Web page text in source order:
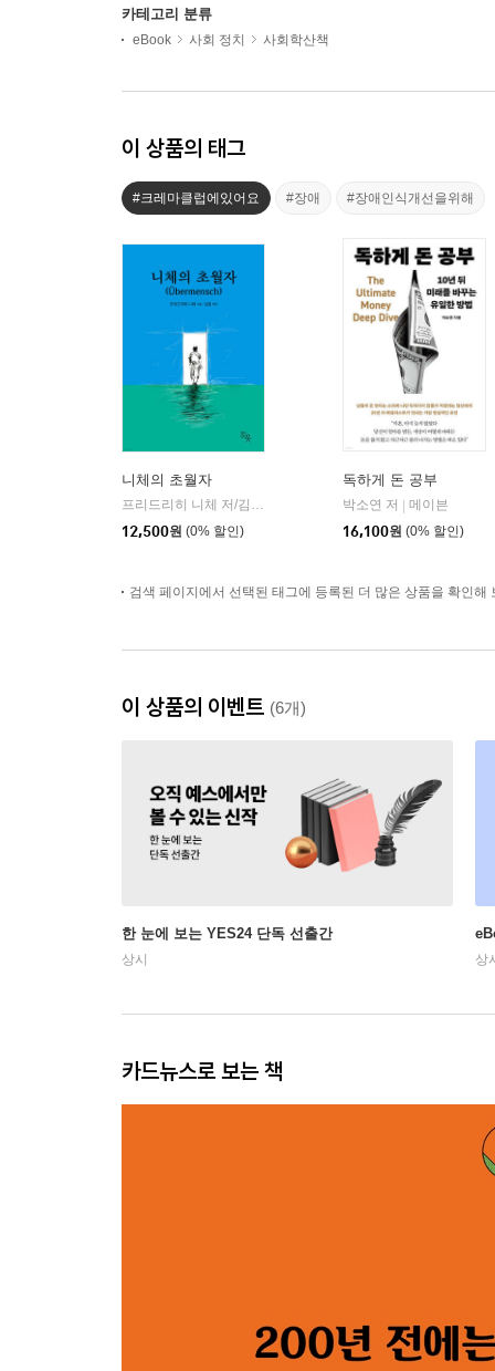
카테고리 분류
eBook 사회 정치 사회학산책
이 상품의 태그
#크레마클럽에있어요 #장애 #장애인식개선을위해
니체의 초월자
프리드리히 니체 저/김철 편역
12,500원 (0% 할인)
독하게 돈 공부
박소연 저
메이븐
16,100원 (0% 할인)
검색 페이지에서 선택된 태그에 등록된 더 많은 상품을 확인해
이 상품의 이벤트 (6개)
한 눈에 보는 YES24 단독 선출간
상시 상
카드뉴스로 보는 책